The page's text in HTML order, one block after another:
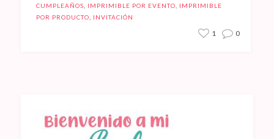
CUMPLEAÑOS IMPRIMIBLE POR EVENTO
IMPRIMIBLE
POR PRODUCTO
INVITACIÓN
1 0